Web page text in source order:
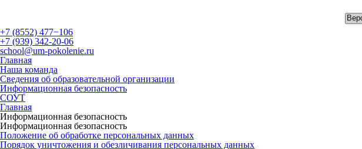
+7 (8552) 477−106
+7 (939) 342-20-06
school@um-pokolenie.ru
Главная
Наша команда
Сведения об образовательной организации
Информационная безопасность
СОУТ
Главная
Информационная безопасность
Информационная безопасность
Положение об обработке персональных данных
Порядок уничтожения и обезличивания персональных данных